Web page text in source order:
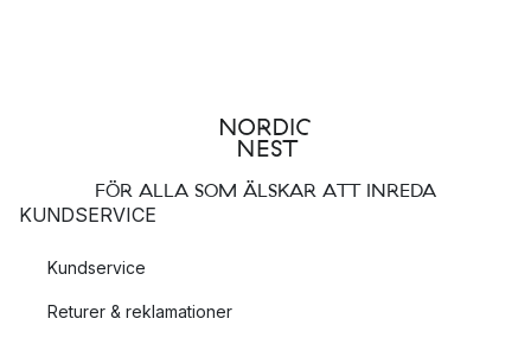
FÖR ALLA SOM ÄLSKAR ATT INREDA
KUNDSERVICE
Kundservice
Returer & reklamationer